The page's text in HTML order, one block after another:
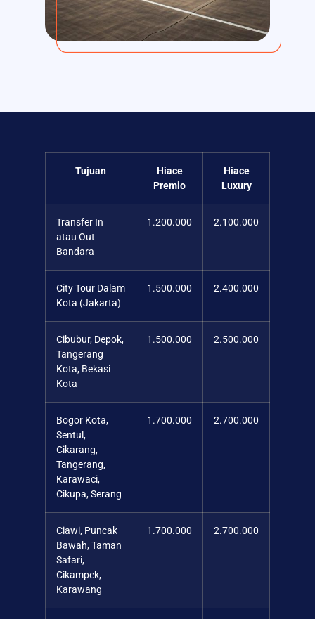
Tujuan
Hiace
Premio
Hiace
Luxury
Transfer In
atau Out
Bandara
1.200.000 2.100.000
City Tour Dalam
Kota (Jakarta)
1.500.000 2.400.000
Cibubur, Depok,
Tangerang
Kota, Bekasi
Kota
1.500.000 2.500.000
Bogor Kota,
Sentul,
Cikarang,
Tangerang,
Karawaci,
Cikupa, Serang
1.700.000 2.700.000
Ciawi, Puncak
Bawah, Taman
Safari,
Cikampek,
Karawang
1.700.000 2.700.000